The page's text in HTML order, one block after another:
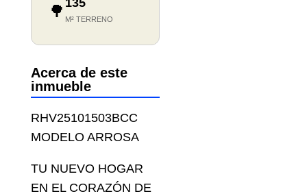
🌳 135
M² TERRENO
Acerca de este
inmueble
RHV25101503BCC
MODELO ARROSA
TU NUEVO HOGAR
EN EL CORAZÓN DE